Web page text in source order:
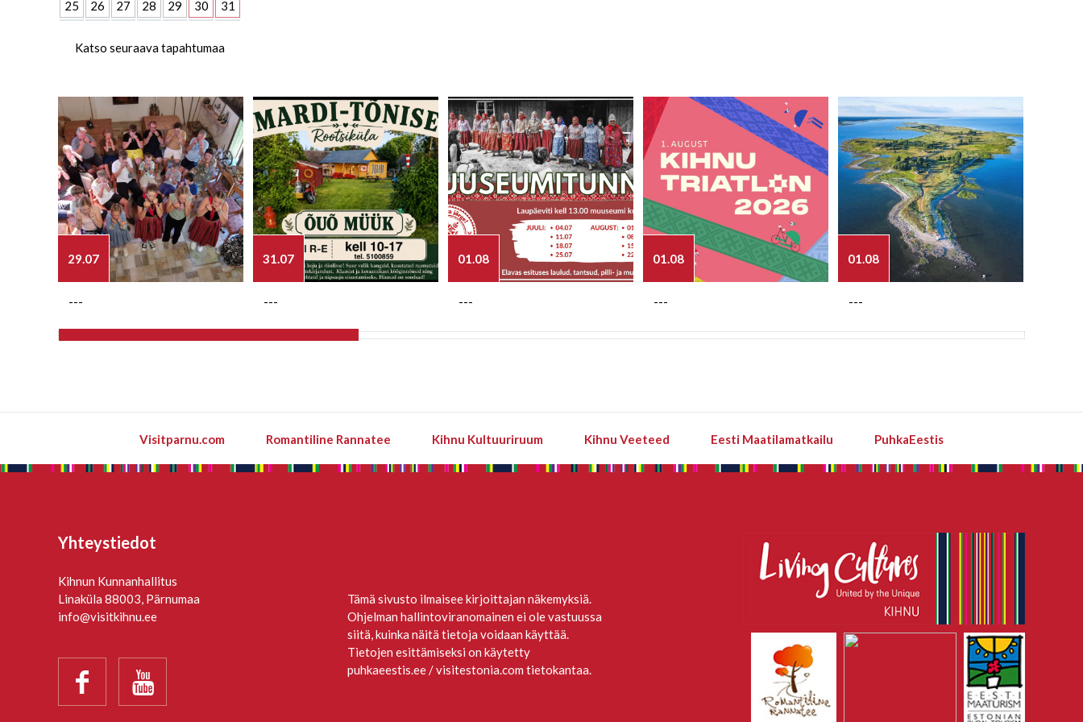
25
26 27 28 29 30 31
Katso seuraava tapahtumaa
29.07
---
31.07
---
01.08
---
01.08
---
01.08
---
Visitparnu.com Romantiline Rannatee Kihnu Kultuuriruum Kihnu Veeteed Eesti Maatilamatkailu PuhkaEestis
Yhteystiedot
Kihnun Kunnanhallitus
Linaküla 88003, Pärnumaa
info@visitkihnu.ee
 
Tämä sivusto ilmaisee kirjoittajan näkemyksiä.
Ohjelman hallintoviranomainen ei ole vastuussa
siitä, kuinka näitä tietoja voidaan käyttää.
Tietojen esittämiseksi on käytetty
puhkaeestis.ee / visitestonia.com tietokantaa.